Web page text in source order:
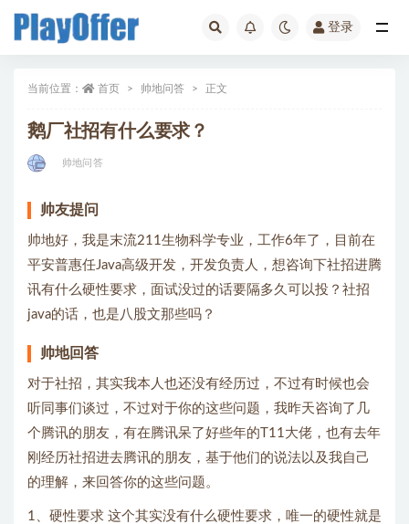
登录
当前位置： 首页 帅地问答 正文
鹅厂社招有什么要求？
帅地问答
帅友提问
帅地好，我是末流211生物科学专业，工作6年了，目前在
平安普惠任Java高级开发，开发负责人，想咨询下社招进腾
讯有什么硬性要求，面试没过的话要隔多久可以投？社招
java的话，也是八股文那些吗？
帅地回答
对于社招，其实我本人也还没有经历过，不过有时候也会
听同事们谈过，不过对于你的这些问题，我昨天咨询了几
个腾讯的朋友，有在腾讯呆了好些年的T11大佬，也有去年
刚经历社招进去腾讯的朋友，基于他们的说法以及我自己
的理解，来回答你的这些问题。
1、硬性要求 这个其实没有什么硬性要求，唯一的硬性就是